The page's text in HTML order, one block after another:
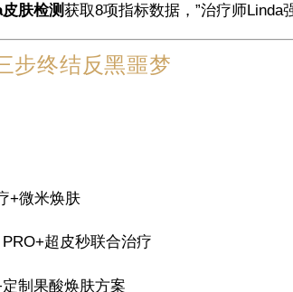
肤检测获取8项指标数据，”治疗师Linda
步终结反黑噩梦
+微米焕肤
PRO+超皮秒联合治疗
制果酸焕肤方案